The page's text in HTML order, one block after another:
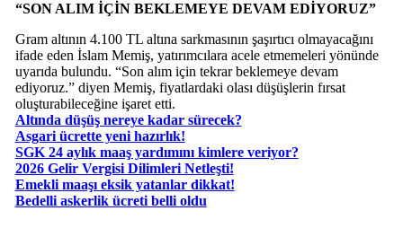
“SON ALIM İÇİN BEKLEMEYE DEVAM EDİYORUZ”
Gram altının 4.100 TL altına sarkmasının şaşırtıcı olmayacağını
ifade eden İslam Memiş, yatırımcılara acele etmemeleri yönünde
uyarıda bulundu. “Son alım için tekrar beklemeye devam
ediyoruz.” diyen Memiş, fiyatlardaki olası düşüşlerin fırsat
oluşturabileceğine işaret etti.
Altında düşüş nereye kadar sürecek?
Asgari ücrette yeni hazırlık!
SGK 24 aylık maaş yardımını kimlere veriyor?
2026 Gelir Vergisi Dilimleri Netleşti!
Emekli maaşı eksik yatanlar dikkat!
Bedelli askerlik ücreti belli oldu